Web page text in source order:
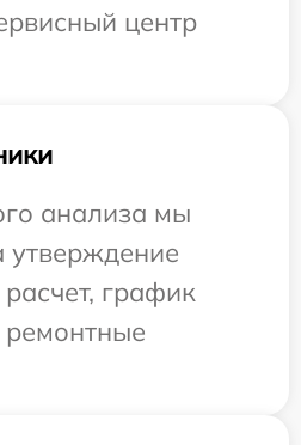
центр
анализа мы
утверждение
график